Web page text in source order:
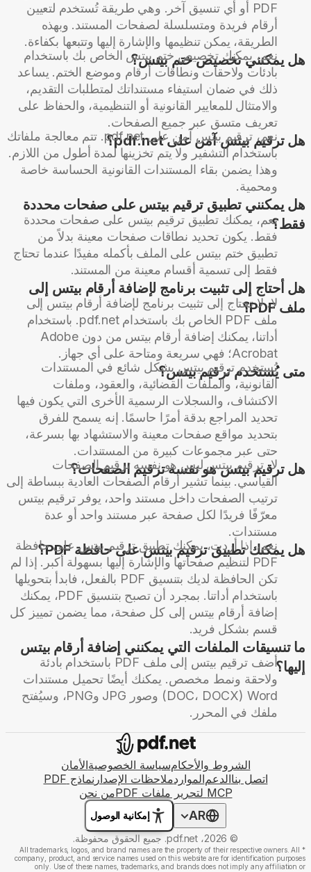
PDF أو أي تنسيق آخر. وهي طريقة تُستخدم لتعيين
أرقام فريدة ومتسلسلة لصفحات المستند. وبهذه
الطريقة، يمكن تنظيمها والإشارة إليها وتتبعها بكفاءة.
هل يمكنني تخصيص ختم بيتس؟
نعم، يمكنك تخصيص ختم بيتس الخاص بك باستخدام
بادئات ولاحقات ونطاقات أرقام وموضع الختم. يساعد
ذلك في ضمان استيفاء مستنداتك لمتطلبات التقديم،
والامتثال للمعايير القانونية أو التنظيمية، والحفاظ على
تعريف متسق عبر جميع الصفحات.
هل ترقيم بيتس آمن على pdf.net؟
نعم، ترقيم بيتس آمن على pdf.net. تتم معالجة ملفاتك
باستخدام التشفير ولا يتم تخزينها لمدة أطول من اللازم.
وهذا يضمن بقاء المستندات القانونية الحساسة خاصة
ومحمية.
هل يمكنني تطبيق ترقيم بيتس على صفحات محددة
فقط؟نعم، يمكنك تطبيق ترقيم بيتس على صفحات محددة
فقط. يكون تحديد نطاقات صفحات معينة بدلاً من
تطبيق ختم بيتس على الملف بأكمله مفيدًا عندما تحتاج
فقط إلى تسمية أقسام معينة من المستند.
هل أحتاج إلى تثبيت برنامج لإضافة أرقام بيتس إلى
ملف PDF؟لا، لا تحتاج إلى تثبيت برنامج لإضافة أرقام بيتس إلى
ملف PDF الخاص بك باستخدام pdf.net. باستخدام
أداتنا، يمكنك إضافة أرقام بيتس من دون Adobe
Acrobat؛ فهي سريعة ومتاحة على أي جهاز.
متى يُستخدم ترقيم بيتس؟
يُستخدم ترقيم بيتس بشكل شائع في المستندات
القانونية، والملفات القضائية، والعقود، وملفات
الاكتشاف، والسجلات الرسمية الأخرى التي يكون فيها
تحديد المراجع بدقة أمرًا حاسمًا. إنه يسمح للفرق
بتحديد مواقع صفحات معينة والاستشهاد بها بسرعة،
حتى عبر مجموعات كبيرة من المستندات.
هل ترقيم بيتس هو نفسه ترقيم الصفحات؟
لا، ترقيم بيتس ليس هو نفسه ترقيم الصفحات
القياسي. بينما تشير أرقام الصفحات العادية ببساطة إلى
ترتيب الصفحات داخل مستند واحد، يوفر ترقيم بيتس
معرّفًا فريدًا لكل صفحة عبر مستند واحد أو عدة
مستندات.
هل يمكنك تطبيق ترقيم بيتس على حافظة PDF؟
نعم، إذا أردت، يمكنك تطبيق ترقيم بيتس على حافظة
PDF لتنظيم صفحاتها والإشارة إليها بسهولة أكبر. إذا لم
تكن الحافظة لديك بتنسيق PDF بالفعل، فابدأ بتحويلها
باستخدام أداتنا. بمجرد أن تصبح بتنسيق PDF، يمكنك
إضافة أرقام بيتس إلى كل صفحة، مما يضمن تمييز كل
قسم بشكل فريد.
ما تنسيقات الملفات التي يمكنني إضافة أرقام بيتس
إليها؟
أضف ترقيم بيتس إلى ملف PDF باستخدام بادئة
ولاحقة ونمط مخصص. يمكنك أيضًا تحميل مستندات
Word ‏(DOC، DOCX) وصور JPG وPNG، وسيُفتح
ملفك في المحرر.
الشروط والأحكامسياسة الخصوصيةالأمان
اتصل بناالدعمالمواردملاحظات الإصدار نماذج PDF
MCP لتحرير ملفات PDF
من نحن
AR
إمكانية الوصول
© 2026، pdf.net. جميع الحقوق محفوظة.
*
All trademarks, logos, and brand names are the property of their respective owners. All
company, product, and service names used on this website are for identification purposes
only. Use of these names, trademarks, and brands does not imply any affiliation or